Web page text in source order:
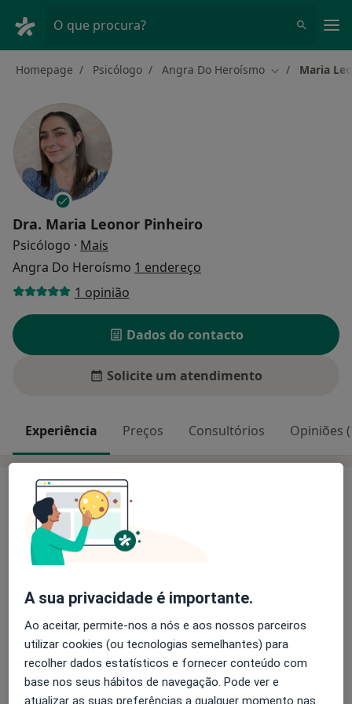
O que procura?
Homepage Psicólogo Angra Do Heroísmo Mudar de
Maria
Dra. Maria Leonor Pinheiro
Psicólogo · Mais
Angra Do Heroísmo 1 endereço
1 opinião
Dados do contacto
Solicite um atendimento
Experiência Preços Consultórios Opiniões
Experiência
Consultas Online ou Presenciais
As sessões online decorrem por videochamada,
psicológico.
Se reside na ilha Terceira, pode optar pela modalidade
presencial.
A sua privacidade é importante.
Ao aceitar, permite-nos a nós e aos nossos parceiros
utilizar cookies (ou tecnologias semelhantes) para
recolher dados estatísticos e fornecer conteúdo com
base nos seus hábitos de navegação. Pode ver e